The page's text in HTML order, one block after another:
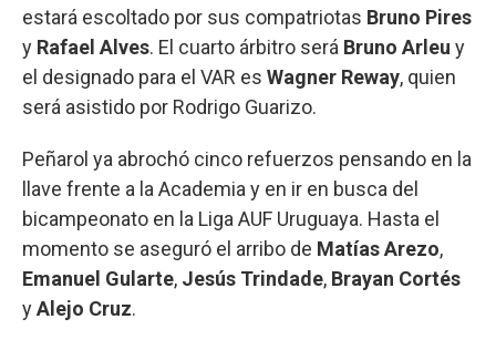
estará escoltado por sus compatriotas Bruno Pires
y Rafael Alves. El cuarto árbitro será Bruno Arleu y
el designado para el VAR es Wagner Reway, quien
será asistido por Rodrigo Guarizo.
Peñarol ya abrochó cinco refuerzos pensando en la
llave frente a la Academia y en ir en busca del
bicampeonato en la Liga AUF Uruguaya. Hasta el
momento se aseguró el arribo de Matías Arezo,
Emanuel Gularte, Jesús Trindade, Brayan Cortés
yAlejo Cruz.